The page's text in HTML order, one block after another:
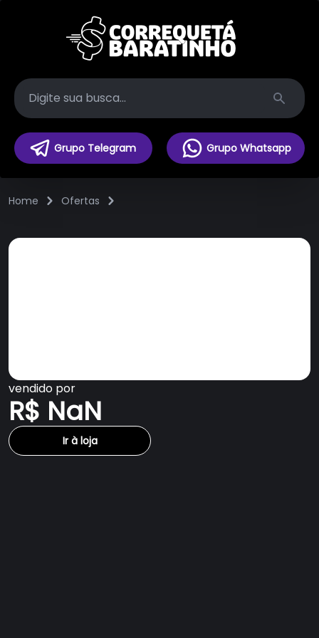
Search
Grupo Telegram Grupo Whatsapp
Home Ofertas
vendido por
R$ NaN
Ir à loja